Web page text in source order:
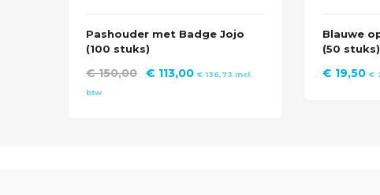
Pashouder met Badge Jojo
(100 stuks)
€150,00
Oorspronkelijke
€ 113,00Huidige
€ 136,73 incl.
btw
Blauwe
(50 stuks)
€ 19,50 €